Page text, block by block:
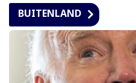
BUITENLAND